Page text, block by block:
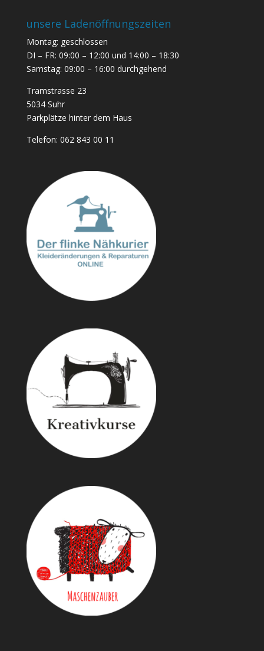
unsere Ladenöffnungszeiten
Montag: geschlossen
DI – FR: 09:00 – 12:00 und 14:00 – 18:30
Samstag: 09:00 – 16:00 durchgehend
Tramstrasse 23
5034 Suhr
Parkplätze hinter dem Haus
Telefon: 062 843 00 11